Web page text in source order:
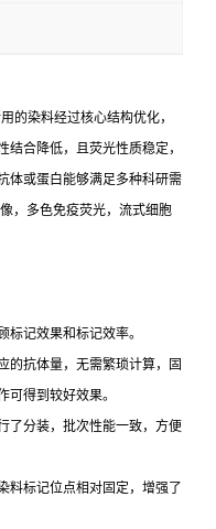
的染料经过核心结构优化，
合降低，且荧光性质稳定，
体或蛋白能够满足多种科研需
，多色免疫荧光，流式细胞
标记效果和标记效率。
的抗体量，无需繁琐计算，固
可得到较好效果。
了分装，批次性能一致，方便
料标记位点相对固定，增强了